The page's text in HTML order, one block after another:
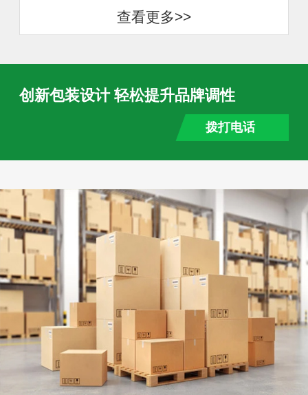
查看更多>>
创新包装设计 轻松提升品牌调性
拨打电话